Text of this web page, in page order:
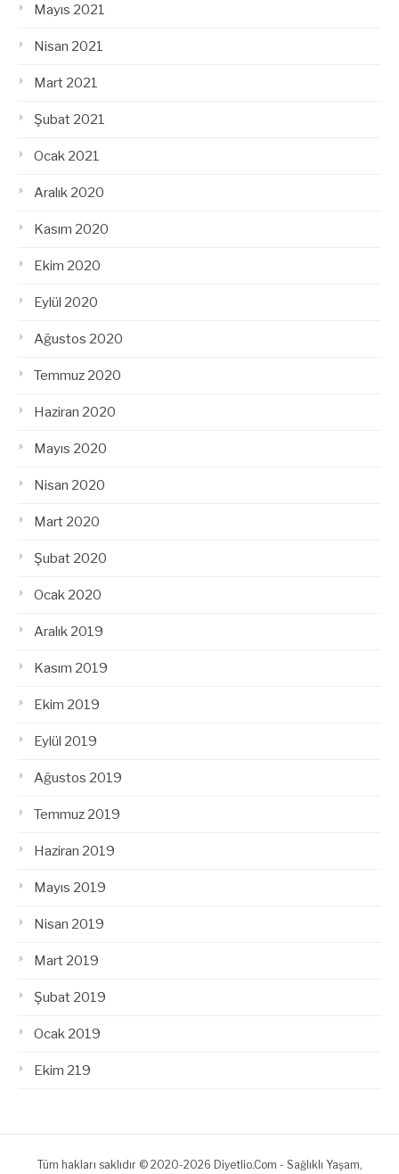
Mayıs 2021
Nisan 2021
Mart 2021
Şubat 2021
Ocak 2021
Aralık 2020
Kasım 2020
Ekim 2020
Eylül 2020
Ağustos 2020
Temmuz 2020
Haziran 2020
Mayıs 2020
Nisan 2020
Mart 2020
Şubat 2020
Ocak 2020
Aralık 2019
Kasım 2019
Ekim 2019
Eylül 2019
Ağustos 2019
Temmuz 2019
Haziran 2019
Mayıs 2019
Nisan 2019
Mart 2019
Şubat 2019
Ocak 2019
Ekim 219
Tüm hakları saklıdır © 2020-2026 Diyetlio.Com - Sağlıklı Yaşam,